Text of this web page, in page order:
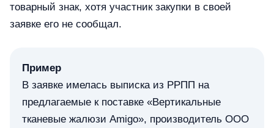
товарный знак, хотя участник закупки в своей
заявке его не сообщал.
Пример
В заявке имелась выписка из РРПП на
предлагаемые к поставке «Вертикальные
тканевые жалюзи Amigo», производитель ООО